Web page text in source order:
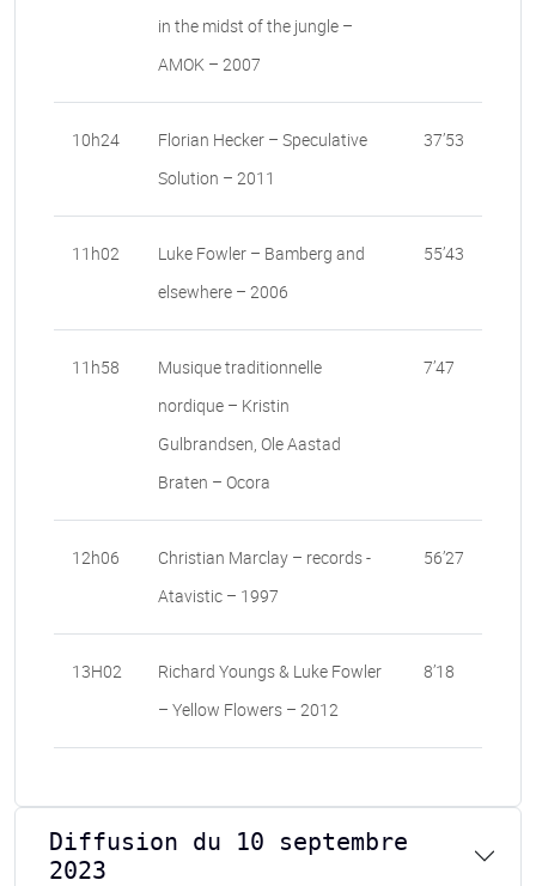
in the midst of the jungle –
AMOK – 2007
10h24
Florian Hecker – Speculative
Solution – 2011
37’53
11h02
Luke Fowler – Bamberg and
elsewhere – 2006
55’43
11h58
Musique traditionnelle
nordique – Kristin
Gulbrandsen, Ole Aastad
Braten – Ocora
7’47
12h06
Christian Marclay – records -
Atavistic – 1997
56’27
13H02
Richard Youngs & Luke Fowler
– Yellow Flowers – 2012
8’18
Diffusion du 10 septembre
2023